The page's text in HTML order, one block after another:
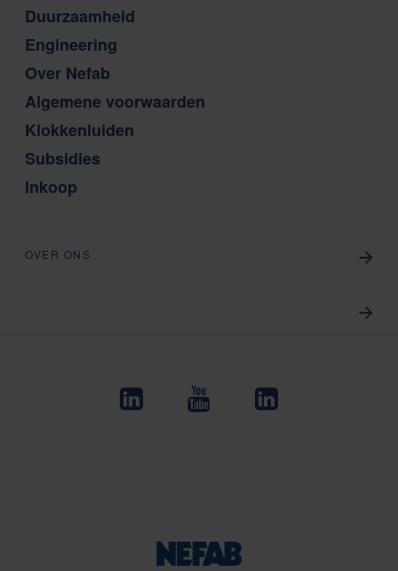
Duurzaamheid
Engineering
Over Nefab
Algemene voorwaarden
Klokkenluiden
Subsidies
Inkoop
OVER ONS